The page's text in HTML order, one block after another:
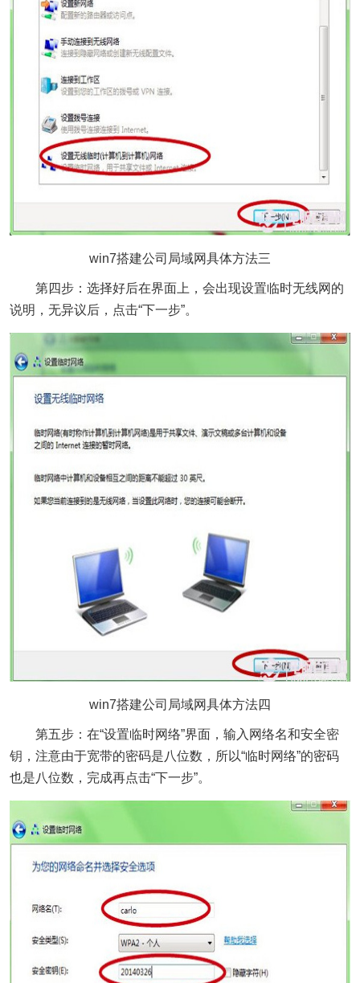
win7搭建公司局域网具体方法三
第四步：选择好后在界面上，会出现设置临时无线网的
说明，无异议后，点击“下一步”。
win7搭建公司局域网具体方法四
第五步：在“设置临时网络”界面，输入网络名和安全密
钥 ，注意由于宽带的密码是八位数，所以“临时网络”的密码
也是八位数，完成再点击“下一步”。